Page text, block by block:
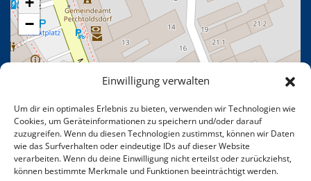
Einwilligung verwalten
Um dir ein optimales Erlebnis zu bieten, verwenden wir Technologien wie
Cookies, um Geräteinformationen zu speichern und/oder darauf
zuzugreifen. Wenn du diesen Technologien zustimmst, können wir Daten
wie das Surfverhalten oder eindeutige IDs auf dieser Website
verarbeiten. Wenn du deine Einwilligung nicht erteilst oder zurückziehst,
können bestimmte Merkmale und Funktionen beeinträchtigt werden.
−